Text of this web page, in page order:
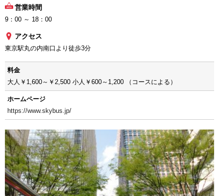
営業時間
9：00 ～ 18：00
アクセス
東京駅丸の内南口より徒歩3分
料金
大人￥1,600～￥2,500 小人￥600～1,200 （コースによる）
ホームページ
https://www.skybus.jp/